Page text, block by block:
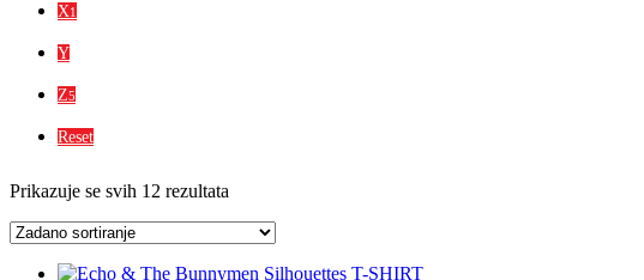
X1
Y
Z5
Reset
Prikazuje se svih 12 rezultata